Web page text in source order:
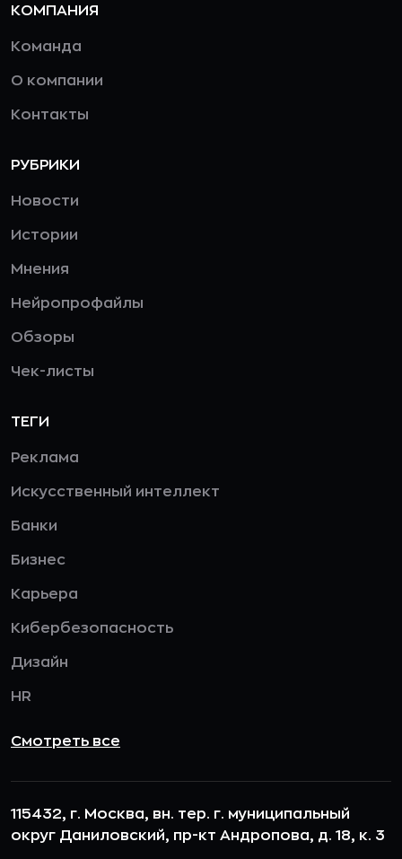
КОМПАНИЯ
Команда
О компании
Контакты
РУБРИКИ
Новости
Истории
Мнения
Нейропрофайлы
Обзоры
Чек-листы
ТЕГИ
Реклама
Искусственный интеллект
Банки
Бизнес
Карьера
Кибербезопасность
Дизайн
HR
Смотреть все
115432, г. Москва, вн. тер. г. муниципальный
округ Даниловский, пр-кт Андропова, д. 18, к. 3